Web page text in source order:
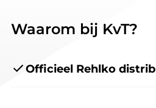
Waarom bij KvT?
Officieel Rehlko